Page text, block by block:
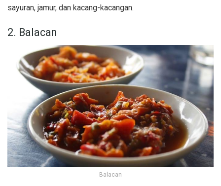
sayuran, jamur, dan kacang-kacangan.
2. Balacan
Balacan